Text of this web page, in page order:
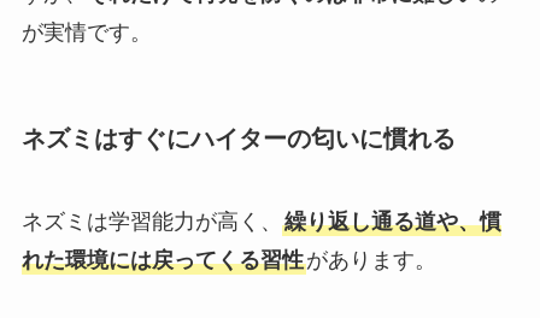
が実情です。
ネズミはすぐにハイターの匂いに慣れる
ネズミは学習能力が高く、 繰り返し通る道や、慣
れた環境には戻ってくる習性があります。